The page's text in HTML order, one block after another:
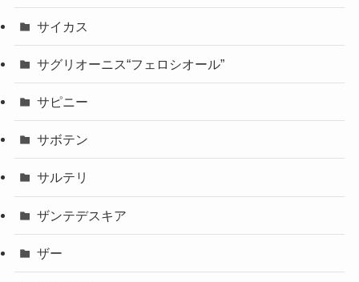
サイカス
サグリオーニス“フェロシオール”
サピニー
サボテン
サルテリ
ザンテデスキア
ザー